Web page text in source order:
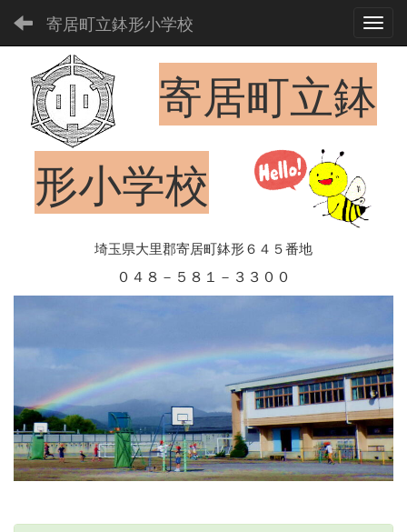
寄居町立鉢形小学校
寄居町立鉢
形小学校
埼玉県大里郡寄居町鉢形６４５番地
０４８－５８１－３３００